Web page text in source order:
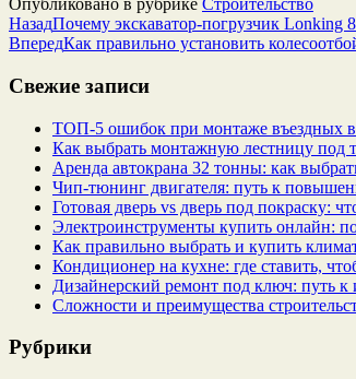
Опубликовано в рубрике Строительство
НазадПочему экскаватор-погрузчик Lonking
ВпередКак правильно установить
Свежие записи
ТОП-5 ошибок при монтаже въездных
Как выбрать монтажную лестницу под
Аренда автокрана 32 тонны: как
Чип‑тюнинг двигателя: путь к
Готовая дверь vs дверь под покраску:
Электроинструменты купить онлайн:
Как правильно выбрать и купить
Кондиционер на кухне: где ставить,
Дизайнерский ремонт под ключ: путь
Сложности и преимущества
Рубрики